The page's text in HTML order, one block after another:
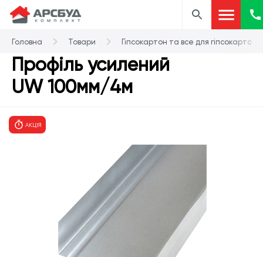
Головна Товари Гіпсокартон та все для гіпсокартону
Профіль усилений
UW 100мм/4м
АКЦІЯ